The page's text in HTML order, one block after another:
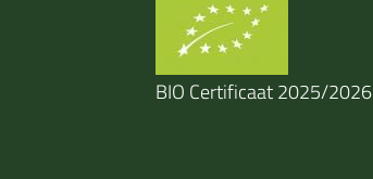
BIO Certificaat 2025/2026